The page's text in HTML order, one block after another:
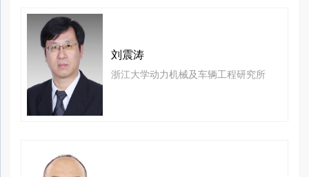
刘震涛
浙江大学动力机械及车辆工程研究所